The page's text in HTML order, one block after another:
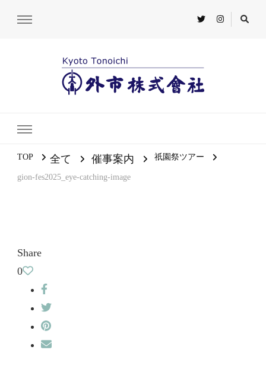
TOP 全て 催事案内 祇園祭ツアー
gion-fes2025_eye-catching-image
Share
0